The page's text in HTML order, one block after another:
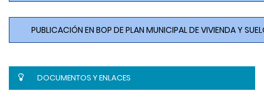
PUBLICACIÓN EN BOP DE PLAN MUNICIPAL DE VIVIENDA Y
DOCUMENTOS Y ENLACES